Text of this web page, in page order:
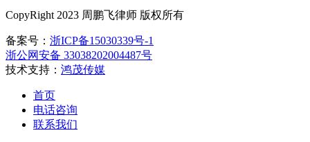
CopyRight 2023 周鹏飞律师 版权所有
备案号： 浙ICP备15030339号-1
浙公网安备 33038202004487号
技术支持： 鸿茂传媒
首页
电话咨询
联系我们